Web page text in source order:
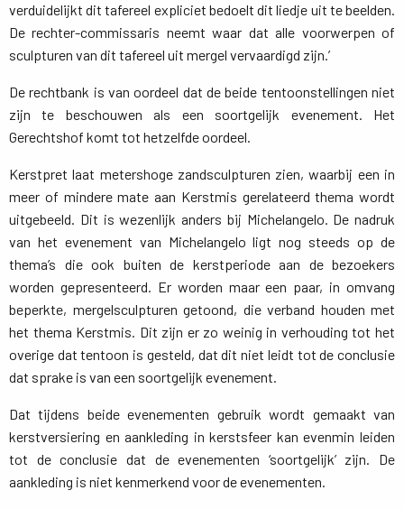
verduidelijkt dit tafereel expliciet bedoelt dit liedje uit te beelden.
De rechter-commissaris neemt waar dat alle voorwerpen of
sculpturen van dit tafereel uit mergel vervaardigd zijn.’
De rechtbank is van oordeel dat de beide tentoonstellingen niet
zijn te beschouwen als een soortgelijk evenement. Het
Gerechtshof komt tot hetzelfde oordeel.
Kerstpret laat metershoge zandsculpturen zien, waarbij een in
meer of mindere mate aan Kerstmis gerelateerd thema wordt
uitgebeeld. Dit is wezenlijk anders bij Michelangelo. De nadruk
van het evenement van Michelangelo ligt nog steeds op de
thema’s die ook buiten de kerstperiode aan de bezoekers
worden gepresenteerd. Er worden maar een paar, in omvang
beperkte, mergelsculpturen getoond, die verband houden met
het thema Kerstmis. Dit zijn er zo weinig in verhouding tot het
overige dat tentoon is gesteld, dat dit niet leidt tot de conclusie
dat sprake is van een soortgelijk evenement.
Dat tijdens beide evenementen gebruik wordt gemaakt van
kerstversiering en aankleding in kerstsfeer kan evenmin leiden
tot de conclusie dat de evenementen ‘soortgelijk’ zijn. De
aankleding is niet kenmerkend voor de evenementen.